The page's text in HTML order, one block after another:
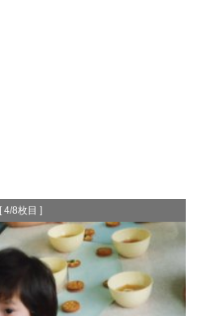
[ 4/8枚目 ]